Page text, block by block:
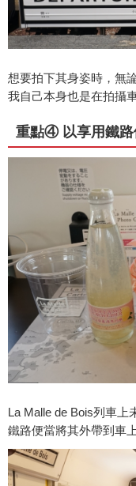
想要拍下其身姿時，無
我自己本身也是在拍攝
重點④ 以享用鐵路
La Malle de Bois列車上
鐵路便當將其外帶到車上